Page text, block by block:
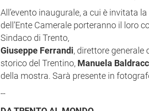
All’evento inaugurale, a cui è invitata
dell’Ente Camerale porteranno il loro
Sindaco di Trento,
Giuseppe Ferrandi, direttore generale
storico del Trentino, Manuela
della mostra. Sarà presente in
--